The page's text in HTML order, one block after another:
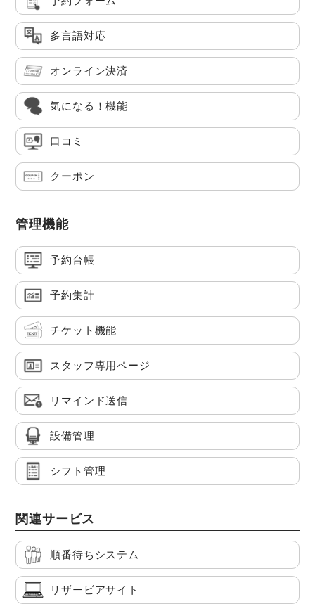
多言語対応
オンライン決済
気になる！機能
口コミ
クーポン
管理機能
予約台帳
予約集計
チケット機能
スタッフ専用ページ
リマインド送信
設備管理
シフト管理
関連サービス
順番待ちシステム
リザービアサイト